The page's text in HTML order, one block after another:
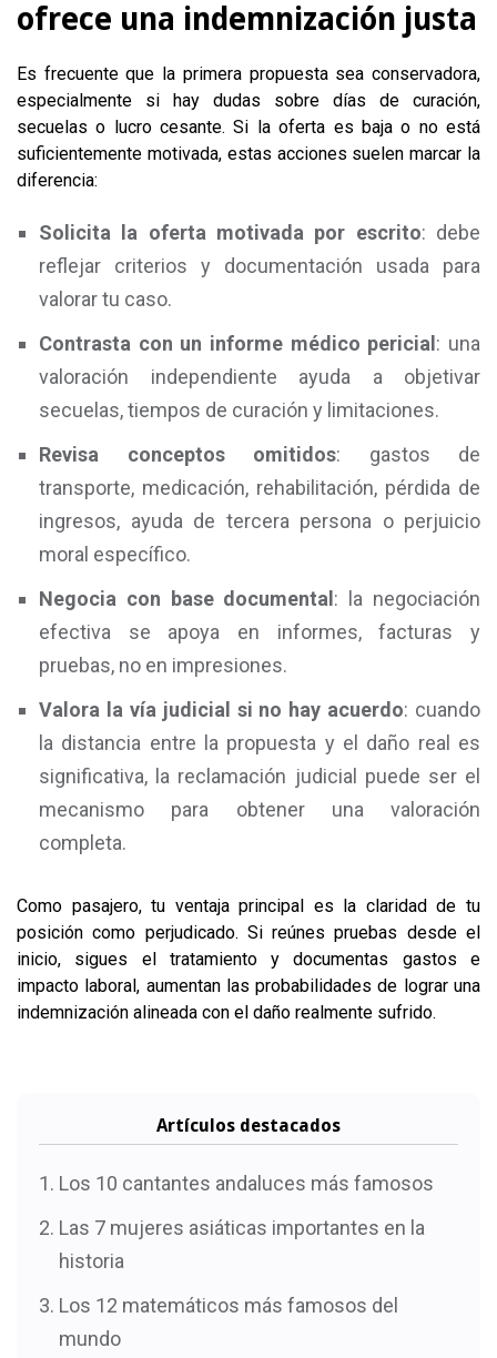
ofrece una indemnización justa
Es frecuente que la primera propuesta sea conservadora,
especialmente si hay dudas sobre días de curación,
secuelas o lucro cesante. Si la oferta es baja o no está
suficientemente motivada, estas acciones suelen marcar la
diferencia:
Solicita la oferta motivada por escrito: debe
reflejar criterios y documentación usada para
valorar tu caso.
Contrasta con un informe médico pericial : una
valoración independiente ayuda a objetivar
secuelas, tiempos de curación y limitaciones.
Revisa conceptos omitidos: gastos de
transporte, medicación, rehabilitación, pérdida de
ingresos, ayuda de tercera persona o perjuicio
moral específico.
Negocia con base documental : la negociación
efectiva se apoya en informes, facturas y
pruebas, no en impresiones.
Valora la vía judicial si no hay acuerdo: cuando
la distancia entre la propuesta y el daño real es
significativa, la reclamación judicial puede ser el
mecanismo para obtener una valoración
completa.
Como pasajero, tu ventaja principal es la claridad de tu
posición como perjudicado. Si reúnes pruebas desde el
inicio, sigues el tratamiento y documentas gastos e
impacto laboral, aumentan las probabilidades de lograr una
indemnización alineada con el daño realmente sufrido.
Artículos destacados
Los 10 cantantes andaluces más famosos
Las 7 mujeres asiáticas importantes en la
historia
Los 12 matemáticos más famosos del
mundo